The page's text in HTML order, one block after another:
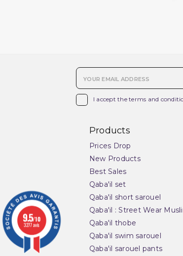
I accept the terms and
Products
Prices Drop
New Products
Best Sales
Qaba'il set
Qaba'il short sarouel
Qaba'il : Street Wear
Qaba'il thobe
Qaba'il swim sarouel
Qaba'il sarouel pants
9.5/10
3277 avis